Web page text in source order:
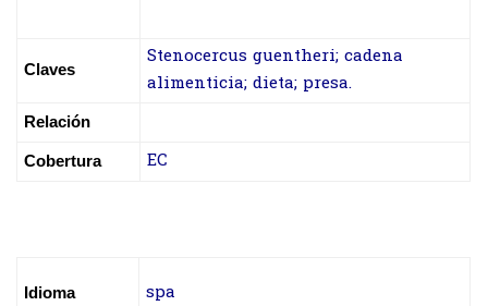
Claves
Stenocercus guentheri; cadena
alimenticia; dieta; presa.
Relación
Cobertura EC
Idioma spa